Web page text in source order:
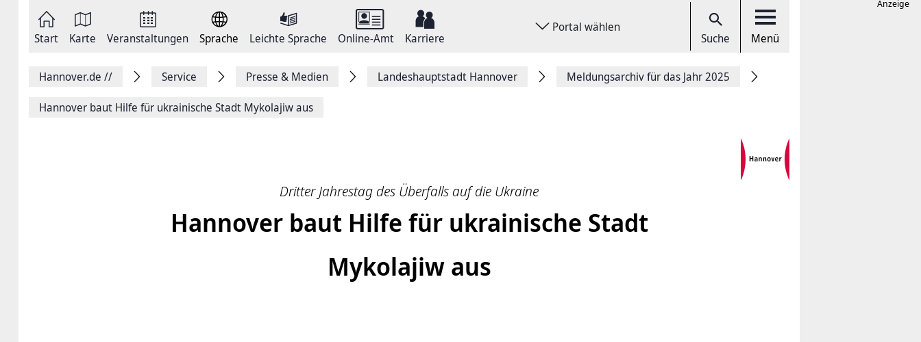
springen
Start Karte Veranstaltungen Sprache Leichte Sprache Online-Amt Karriere
Portal wählen
Suche Menü
FacebookHannover.de // Service Presse & Medien Landeshauptstadt Hannover Meldungsarchiv für das Jahr 2025
Hannover baut Hilfe für ukrainische Stadt Mykolajiw aus
Dritter Jahrestag des Überfalls auf die Ukraine
Hannover baut Hilfe für ukrainische Stadt
Mykolajiw aus
Anzeige